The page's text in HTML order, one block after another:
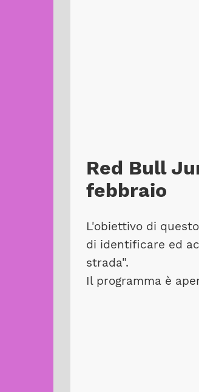
Red Bull
febbraio
L'obiettivo di
di identificare ed
strada".
Il programma è